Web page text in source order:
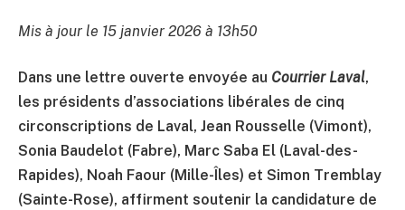
Mis à jour le 15 janvier 2026 à 13h50
Dans une lettre ouverte envoyée au Courrier Laval,
les présidents d’associations libérales de cinq
circonscriptions de Laval, Jean Rousselle (Vimont),
Sonia Baudelot (Fabre), Marc Saba El (Laval-des-
Rapides), Noah Faour (Mille-Îles) et Simon Tremblay
(Sainte-Rose), affirment soutenir la candidature de